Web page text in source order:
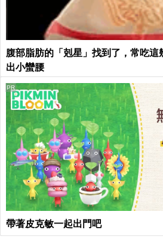
腹部脂肪的「剋星」找到了，常吃這
出小蠻腰
帶著皮克敏一起出門吧
PR